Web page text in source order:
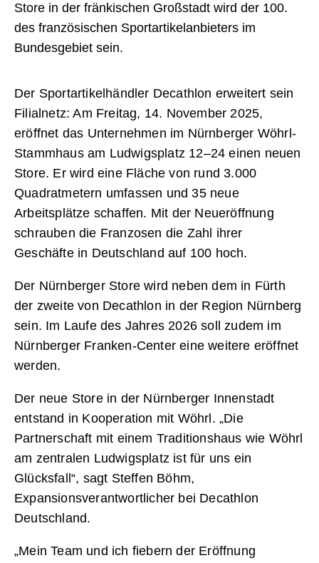
Store in der fränkischen Großstadt wird der 100.
des französischen Sportartikelanbieters im
Bundesgebiet sein.
Der Sportartikelhändler Decathlon erweitert sein
Filialnetz: Am Freitag, 14. November 2025,
eröffnet das Unternehmen im Nürnberger Wöhrl-
Stammhaus am Ludwigsplatz 12–24 einen neuen
Store. Er wird eine Fläche von rund 3.000
Quadratmetern umfassen und 35 neue
Arbeitsplätze schaffen. Mit der Neueröffnung
schrauben die Franzosen die Zahl ihrer
Geschäfte in Deutschland auf 100 hoch.
Der Nürnberger Store wird neben dem in Fürth
der zweite von Decathlon in der Region Nürnberg
sein. Im Laufe des Jahres 2026 soll zudem im
Nürnberger Franken-Center eine weitere eröffnet
werden.
Der neue Store in der Nürnberger Innenstadt
entstand in Kooperation mit Wöhrl. „Die
Partnerschaft mit einem Traditionshaus wie Wöhrl
am zentralen Ludwigsplatz ist für uns ein
Glücksfall“, sagt Steffen Böhm,
Expansionsverantwortlicher bei Decathlon
Deutschland.
„Mein Team und ich fiebern der Eröffnung